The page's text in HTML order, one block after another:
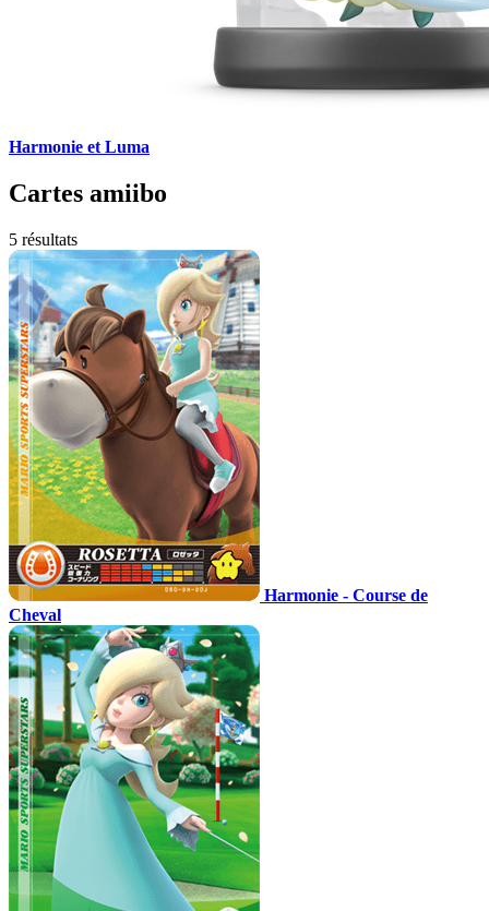
Harmonie et Luma
Cartes amiibo
5 résultats
Harmonie - Course de
Cheval